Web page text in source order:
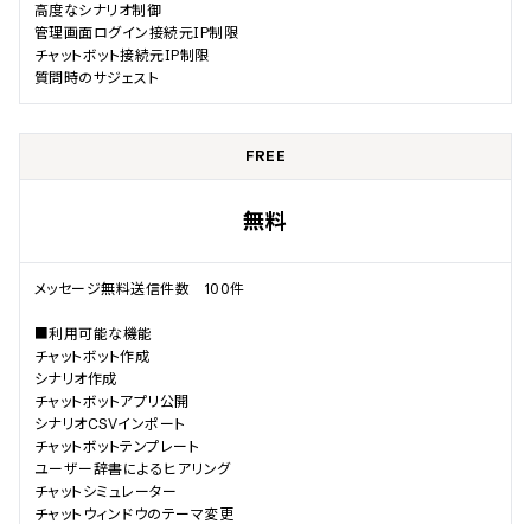
高度なシナリオ制御
管理画面ログイン接続元IP制限
チャットボット接続元IP制限
質問時のサジェスト
FREE
無料
メッセージ無料送信件数　100件
■利用可能な機能
チャットボット作成
シナリオ作成
チャットボットアプリ公開
シナリオCSVインポート
チャットボットテンプレート
ユーザー辞書によるヒアリング
チャットシミュレーター
チャットウィンドウのテーマ変更